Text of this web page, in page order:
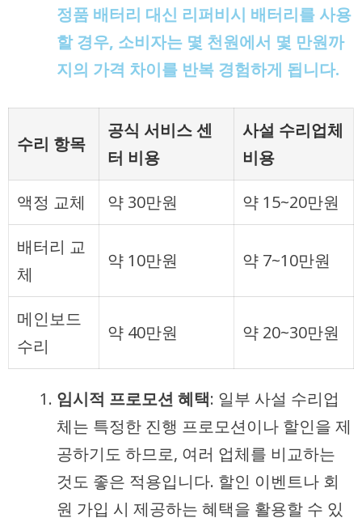
정품 배터리 대신 리퍼비시 배터리를 사용
할 경우, 소비자는 몇 천원에서 몇 만원까
지의 가격 차이를 반복 경험하게 됩니다.
수리 항목
공식 서비스 센
터 비용
사설 수리업체
비용
액정 교체 약 30만원 약 15~20만원
배터리 교
체
약 10만원 약 7~10만원
메인보드
수리
약 40만원 약 20~30만원
임시적 프로모션 혜택: 일부 사설 수리업
체는 특정한 진행 프로모션이나 할인을 제
공하기도 하므로, 여러 업체를 비교하는
것도 좋은 적용입니다. 할인 이벤트나 회
원 가입 시 제공하는 혜택을 활용할 수 있